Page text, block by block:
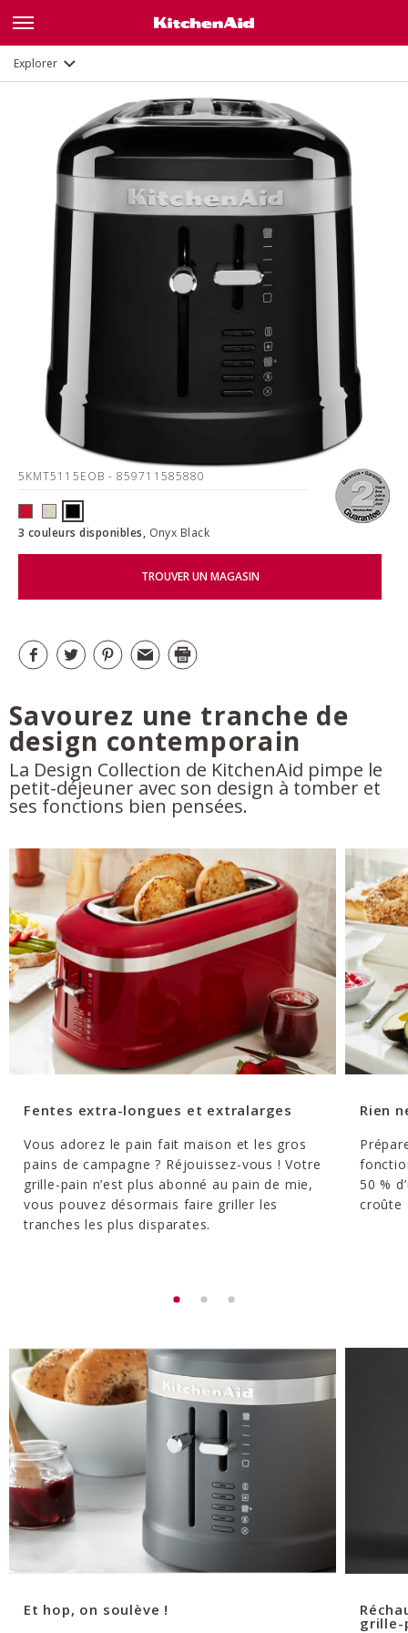
Explorer
5KMT5115EOB - 859711585880
3 couleurs disponibles, Onyx Black
TROUVER UN MAGASIN
Savourez une tranche de
design contemporain
La Design Collection de KitchenAid pimpe le
petit-déjeuner avec son design à tomber et
ses fonctions bien pensées.
Fentes extra-longues et extralarges
Vous adorez le pain fait maison et les gros
pains de campagne ? Réjouissez-vous ! Votre
grille-pain n’est plus abonné au pain de mie,
vous pouvez désormais faire griller les
tranches les plus disparates.
Rien
50 %
croûte
Et hop, on soulève !
grille-